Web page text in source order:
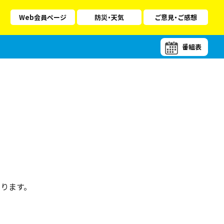
Web会員ページ 防災・天気 ご意見・ご感想
番組表
ます。